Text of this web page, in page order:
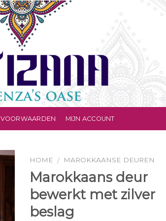
VOORWAARDEN MIJN ACCOUNT
HOME / MAROKKAANSE DEUREN
Marokkaans deur
bewerkt met zilver
beslag